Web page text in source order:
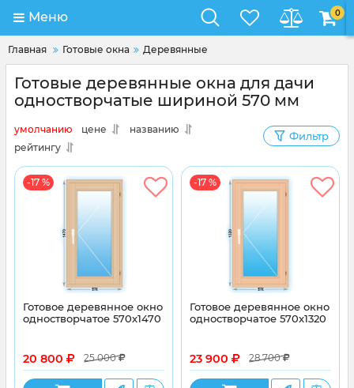
Меню 0
Главная Готовые окна Деревянные
Готовые деревянные окна для дачи
одностворчатые шириной 570 мм
умолчанию цене
названию
рейтингу
Фильтр
-17 %
Готовое деревянное окно
одностворчатое 570х1470
20 800 25 000
-17 %
Готовое деревянное окно
одностворчатое 570x1320
23 900 28 700